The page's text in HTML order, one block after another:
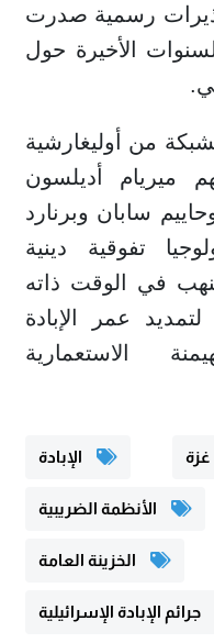
تحذيرات رسمية صدرت
الأخيرة حول
من أوليغارشية
ميريام أديلسون
سابان وبرنارد
تفوقية دينية
في الوقت ذاته
عمر الإبادة
الاستعمارية
غزة الإبادة
الأنظمة الضريبية
الخزينة العامة
جرائم الإبادة الإسرائيلية